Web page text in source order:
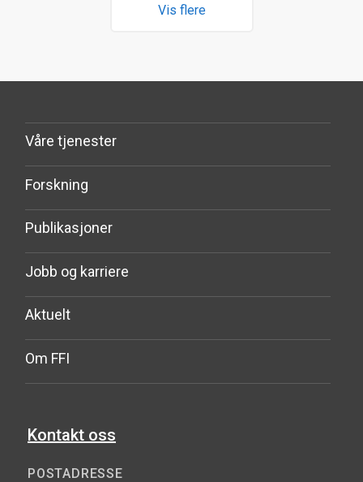
Vis flere
Våre tjenester
Forskning
Publikasjoner
Jobb og karriere
Aktuelt
Om FFI
Kontakt oss
POSTADRESSE